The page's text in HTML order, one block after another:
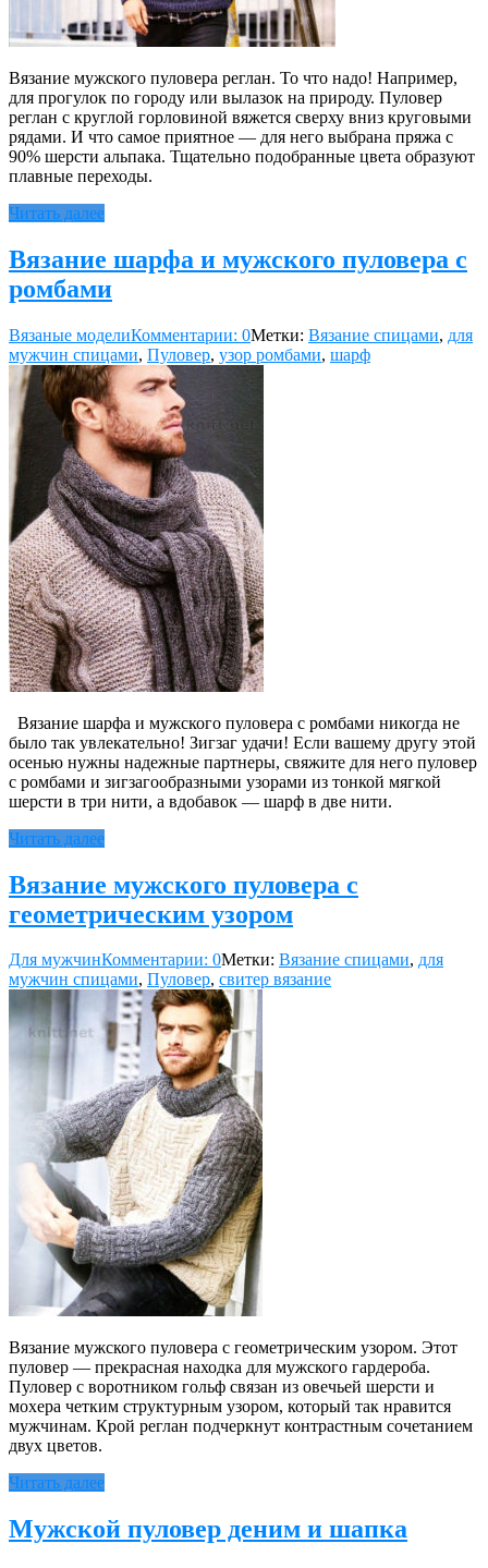
Вязание мужского пуловера реглан. То что надо! Например,
для прогулок по городу или вылазок на природу. Пуловер
реглан с круглой горловиной вяжется сверху вниз круговыми
рядами. И что самое приятное — для него выбрана пряжа с
90% шерсти альпака. Тщательно подобранные цвета образуют
плавные переходы.
Читать далее
Вязание шарфа и мужского пуловера с
ромбами
Вязаные моделиКомментарии: 0Метки: Вязание спицами, для
мужчин спицами, Пуловер, узор ромбами, шарф
Вязание шарфа и мужского пуловера с ромбами никогда не
было так увлекательно! Зигзаг удачи! Если вашему другу этой
осенью нужны надежные партнеры, свяжите для него пуловер
с ромбами и зигзагообразными узорами из тонкой мягкой
шерсти в три нити, а вдобавок — шарф в две нити.
Читать далее
Вязание мужского пуловера с
геометрическим узором
Для мужчинКомментарии: 0Метки: Вязание спицами, для
мужчин спицами, Пуловер, свитер вязание
Вязание мужского пуловера с геометрическим узором. Этот
пуловер — прекрасная находка для мужского гардероба.
Пуловер с воротником гольф связан из овечьей шерсти и
мохера четким структурным узором, который так нравится
мужчинам. Крой реглан подчеркнут контрастным сочетанием
двух цветов.
Читать далее
Мужской пуловер деним и шапка